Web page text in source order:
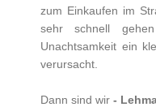
zum Einkaufen im
sehr schnell
Unachtsamkeit ein
verursacht.
Dann sind wir -